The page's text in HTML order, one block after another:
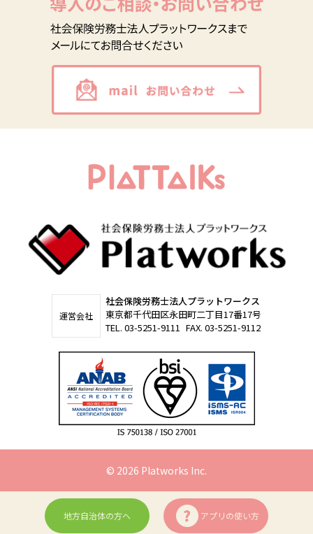
運営会社
社会保険労務士法人プラットワークス
東京都千代田区永田町二丁目17番17号
TEL. 03-5251-9111 FAX. 03-5251-9112
© 2026 Platworks Inc.
地方自治体の方へ アプリの使い方